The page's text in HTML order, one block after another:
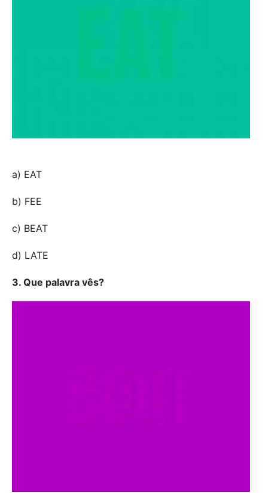
a) EAT
b) FEE
c) BEAT
d) LATE
3. Que palavra vês?